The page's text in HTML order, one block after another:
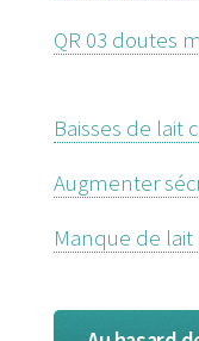
QR 03 doutes
Baisses de lait
Augmenter
Manque de